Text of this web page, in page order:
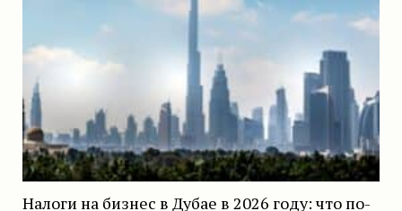
Налоги на бизнес в Дубае в 2026 году: что по-